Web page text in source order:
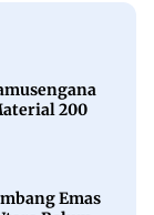
200
Emas